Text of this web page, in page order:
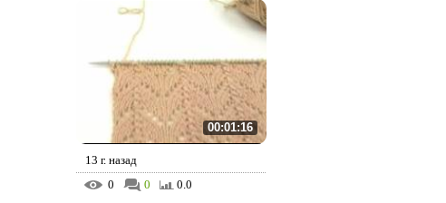
00:01:16
13 г. назад
0
0 0.0